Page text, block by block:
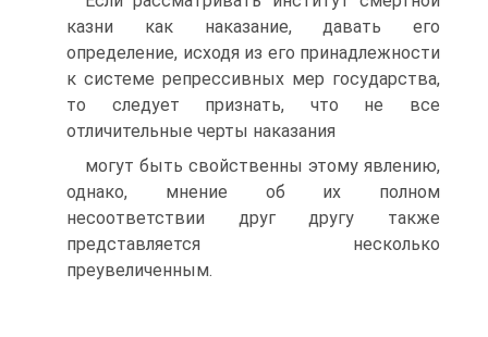
казни как наказание, давать его
определение, исходя из его принадлежности
к системе репрессивных мер государства,
то следует признать, что не все
отличительные черты наказания
могут быть свойственны этому явлению,
однако, мнение об их полном
несоответствии друг другу также
представляется несколько
преувеличенным.